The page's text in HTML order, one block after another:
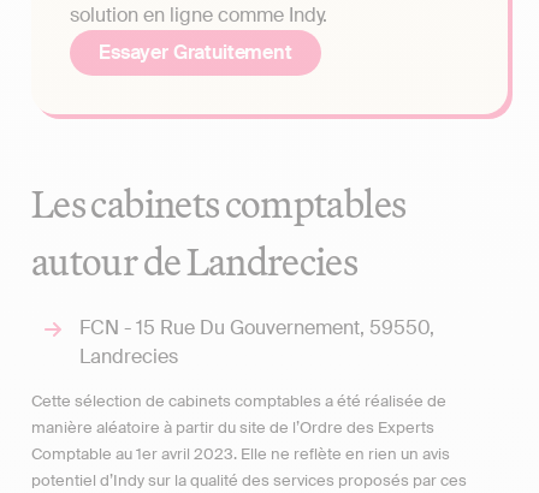
solution en ligne comme Indy.
Essayer Gratuitement
Les cabinets comptables
autour de Landrecies
FCN - 15 Rue Du Gouvernement, 59550,
Landrecies
Cette sélection de cabinets comptables a été réalisée de
manière aléatoire à partir du site de l’Ordre des Experts
Comptable au 1er avril 2023. Elle ne reflète en rien un avis
potentiel d’Indy sur la qualité des services proposés par ces